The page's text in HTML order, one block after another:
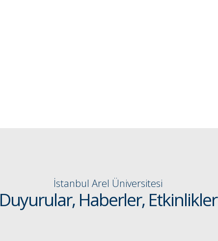
İstanbul Arel Üniversitesi
Duyurular, Haberler, Etkinlikler